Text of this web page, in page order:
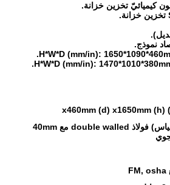
مادة: متين 1.2mm (16 مقياس) فولاذ double walled مع 40mm